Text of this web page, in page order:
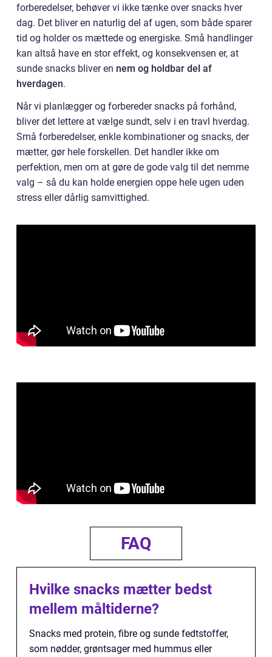
forberedelser, behøver vi ikke tænke over snacks hver
dag. Det bliver en naturlig del af ugen, som både sparer
tid og holder os mættede og energiske. Små handlinger
kan altså have en stor effekt, og konsekvensen er, at
sunde snacks bliver en nem og holdbar del af
hverdagen.
Når vi planlægger og forbereder snacks på forhånd,
bliver det lettere at vælge sundt, selv i en travl hverdag.
Små forberedelser, enkle kombinationer og snacks, der
mætter, gør hele forskellen. Det handler ikke om
perfektion, men om at gøre de gode valg til det nemme
valg – så du kan holde energien oppe hele ugen uden
stress eller dårlig samvittighed.
FAQ
Hvilke snacks mætter bedst
mellem måltiderne?
Snacks med protein, fibre og sunde fedtstoffer,
som nødder, grøntsager med hummus eller